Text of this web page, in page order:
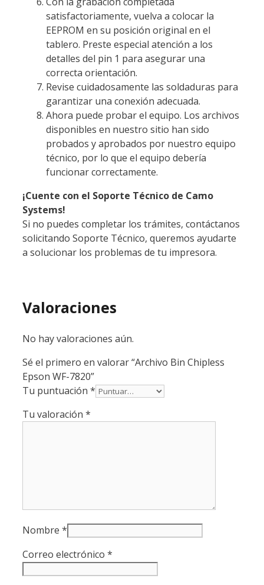
satisfactoriamente, vuelva a colocar la
EEPROM en su posición original en el
tablero. Preste especial atención a los
detalles del pin 1 para asegurar una
correcta orientación.
Revise cuidadosamente las soldaduras para
garantizar una conexión adecuada.
Ahora puede probar el equipo. Los archivos
disponibles en nuestro sitio han sido
probados y aprobados por nuestro equipo
técnico, por lo que el equipo debería
funcionar correctamente.
¡Cuente con el Soporte Técnico de Camo
Systems!
Si no puedes completar los trámites, contáctanos
solicitando Soporte Técnico, queremos ayudarte
a solucionar los problemas de tu impresora.
Valoraciones
No hay valoraciones aún.
Sé el primero en valorar “Archivo Bin Chipless
Epson WF-7820”
Tu puntuación *
Tu valoración *
Nombre *
Correo electrónico *